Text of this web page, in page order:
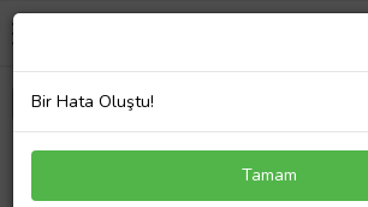
Mg 100-125 Superboy İ Statör
Sepette %40 İndirim
Bir Hata Oluştu!
Tamam